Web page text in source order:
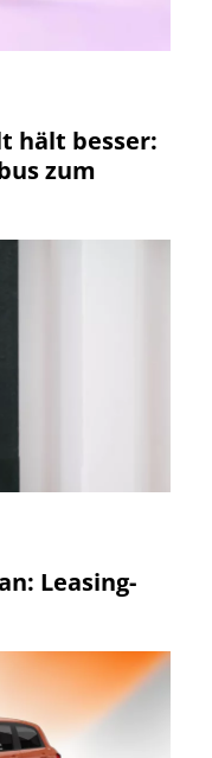
hält besser:
zum
Leasing-